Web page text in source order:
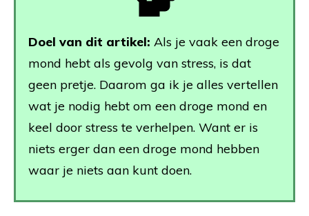
Doel van dit artikel: Als je vaak een droge
mond hebt als gevolg van stress, is dat
geen pretje. Daarom ga ik je alles vertellen
wat je nodig hebt om een droge mond en
keel door stress te verhelpen. Want er is
niets erger dan een droge mond hebben
waar je niets aan kunt doen.